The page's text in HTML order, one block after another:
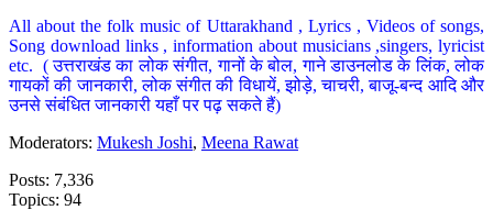
All about the folk music of Uttarakhand , Lyrics , Videos of songs,
Song download links , information about musicians ,singers, lyricist
etc. ( उत्तराखंड का लोक संगीत, गानों के बोल, गाने डाउनलोड के लिंक, लोक
गायकों की जानकारी, लोक संगीत की विधायें, झोड़े, चाचरी, बाजू-बन्द आदि और
उनसे संबंधित जानकारी यहाँ पर पढ़ सकते हैं)
Moderators: Mukesh Joshi, Meena Rawat
Posts: 7,336
Topics: 94